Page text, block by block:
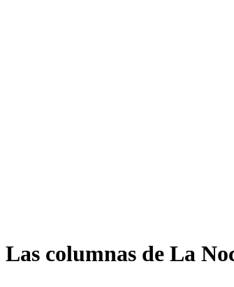
Las columnas de La